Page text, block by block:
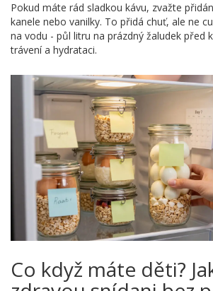
Pokud máte rád sladkou kávu, zvažte
kanele nebo vanilky. To přidá chuť, ale ne
na vodu - půl litru na prázdný žaludek před
trávení a hydrataci.
Co když máte děti?